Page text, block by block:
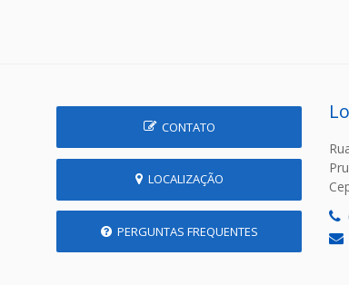
CONTATO
LOCALIZAÇÃO
PERGUNTAS FREQUENTES